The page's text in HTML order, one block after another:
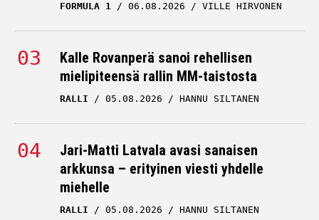
FORMULA 1 06.08.2026 VILLE HIRVONEN
Kalle Rovanperä sanoi rehellisen
mielipiteensä rallin MM-taistosta
RALLI 05.08.2026 HANNU SILTANEN
Jari-Matti Latvala avasi sanaisen
arkkunsa – erityinen viesti yhdelle
miehelle
RALLI 05.08.2026 HANNU SILTANEN